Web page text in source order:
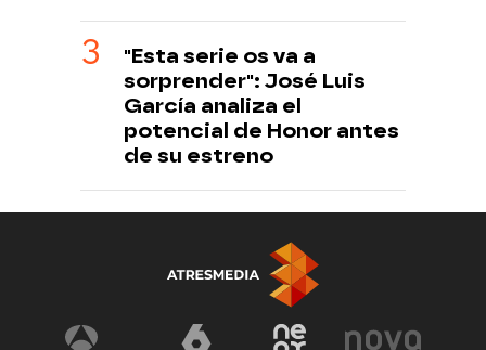
"Esta serie os va a
sorprender": José Luis
García analiza el
potencial de Honor antes
de su estreno